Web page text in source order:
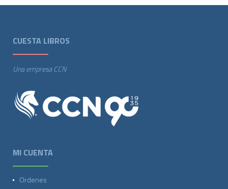
CUESTA LIBROS
Una empresa CCN
MI CUENTA
Ordenes